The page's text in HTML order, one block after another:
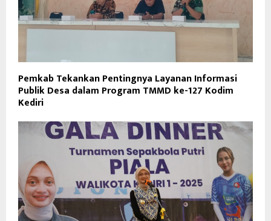
Pemkab Tekankan Pentingnya Layanan Informasi
Publik Desa dalam Program TMMD ke-127 Kodim
Kediri